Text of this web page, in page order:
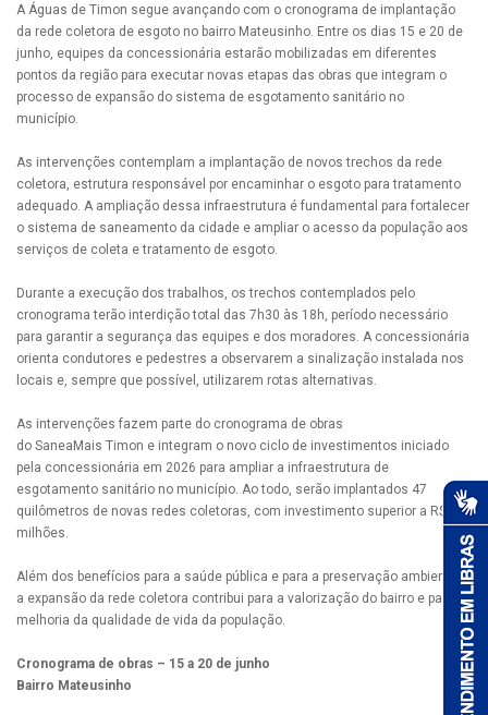
A Águas de Timon segue avançando com o cronograma de implantação
da rede coletora de esgoto no bairro Mateusinho. Entre os dias 15 e 20 de
junho, equipes da concessionária estarão mobilizadas em diferentes
pontos da região para executar novas etapas das obras que integram o
processo de expansão do sistema de esgotamento sanitário no
município.
As intervenções contemplam a implantação de novos trechos da rede
coletora, estrutura responsável por encaminhar o esgoto para tratamento
adequado. A ampliação dessa infraestrutura é fundamental para fortalecer
o sistema de saneamento da cidade e ampliar o acesso da população aos
serviços de coleta e tratamento de esgoto.
Durante a execução dos trabalhos, os trechos contemplados pelo
cronograma terão interdição total das 7h30 às 18h, período necessário
para garantir a segurança das equipes e dos moradores. A concessionária
orienta condutores e pedestres a observarem a sinalização instalada nos
locais e, sempre que possível, utilizarem rotas alternativas.
As intervenções fazem parte do cronograma de obras
do SaneaMais Timon e integram o novo ciclo de investimentos iniciado
pela concessionária em 2026 para ampliar a infraestrutura de
esgotamento sanitário no município. Ao todo, serão implantados 47
quilômetros de novas redes coletoras, com investimento superior a R$ 33
milhões.
Além dos benefícios para a saúde pública e para a preservação ambiental,
a expansão da rede coletora contribui para a valorização do bairro e para a
melhoria da qualidade de vida da população.
Cronograma de obras – 15 a 20 de junho
Bairro Mateusinho